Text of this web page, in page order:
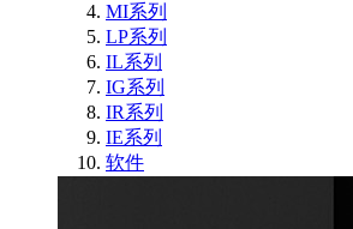
MI系列
LP系列
IL系列
IG系列
IR系列
IE系列
软件